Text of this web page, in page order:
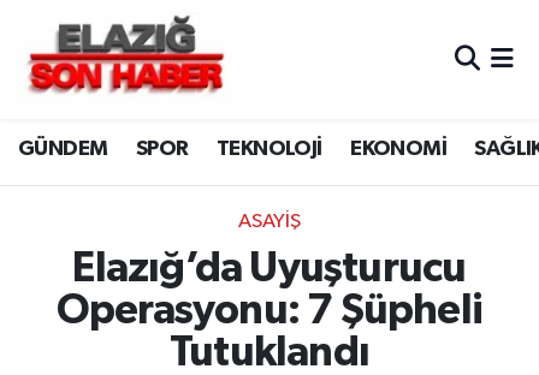
GÜNDEM SPOR TEKNOLOJİ EKONOMİ
ASAYİŞ
Elazığ’da Uyuşturucu
Operasyonu: 7 Şüpheli
Tutuklandı
CANLI YAYIN
ASAYİŞ
BİLİM VE TEKNOLOJİ
DÜNYA
EĞİTİM
Merkez Hava Durumu
Merkez Trafik Yoğunluk Haritası
Süper Lig Puan Durumu ve Fikstür
Tüm Manşetler
Son Dakika Haberleri